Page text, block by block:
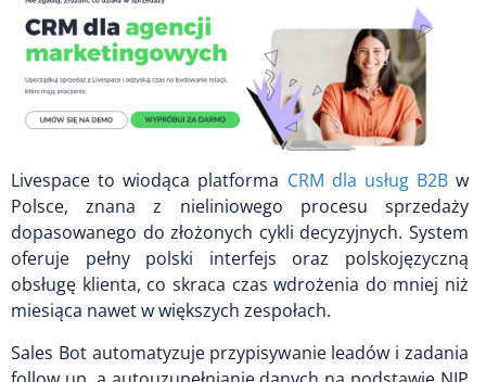
Livespace to wiodąca platforma CRM dla usług B2Bw
Polsce, znana z nieliniowego procesu sprzedaży
dopasowanego do złożonych cykli decyzyjnych. System
oferuje pełny polski interfejs oraz polskojęzyczną
obsługę klienta, co skraca czas wdrożenia do mniej niż
miesiąca nawet w większych zespołach.
Sales Bot automatyzuje przypisywanie leadów i zadania